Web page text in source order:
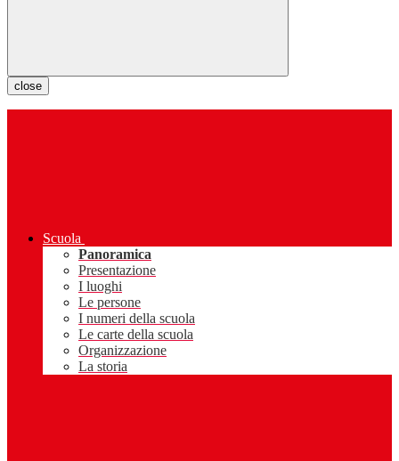
close
Scuola
Panoramica
Presentazione
I luoghi
Le persone
I numeri della scuola
Le carte della scuola
Organizzazione
La storia